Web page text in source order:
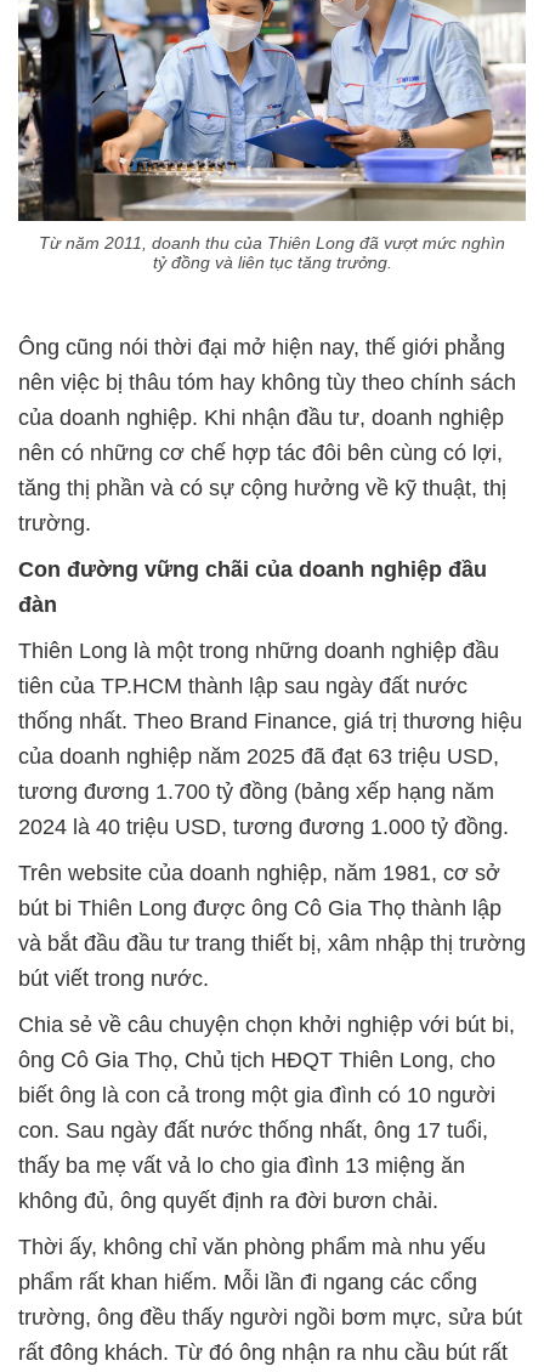
Từ năm 2011, doanh thu của Thiên Long đã vượt mức nghìn
tỷ đồng và liên tục tăng trưởng.
Ông cũng nói thời đại mở hiện nay, thế giới phẳng
nên việc bị thâu tóm hay không tùy theo chính sách
của doanh nghiệp. Khi nhận đầu tư, doanh nghiệp
nên có những cơ chế hợp tác đôi bên cùng có lợi,
tăng thị phần và có sự cộng hưởng về kỹ thuật, thị
trường.
Con đường vững chãi của doanh nghiệp đầu
đàn
Thiên Long là một trong những doanh nghiệp đầu
tiên của TP.HCM thành lập sau ngày đất nước
thống nhất. Theo Brand Finance, giá trị thương hiệu
của doanh nghiệp năm 2025 đã đạt 63 triệu USD,
tương đương 1.700 tỷ đồng (bảng xếp hạng năm
2024 là 40 triệu USD, tương đương 1.000 tỷ đồng.
Trên website của doanh nghiệp, năm 1981, cơ sở
bút bi Thiên Long được ông Cô Gia Thọ thành lập
và bắt đầu đầu tư trang thiết bị, xâm nhập thị trường
bút viết trong nước.
Chia sẻ về câu chuyện chọn khởi nghiệp với bút bi,
ông Cô Gia Thọ, Chủ tịch HĐQT Thiên Long, cho
biết ông là con cả trong một gia đình có 10 người
con. Sau ngày đất nước thống nhất, ông 17 tuổi,
thấy ba mẹ vất vả lo cho gia đình 13 miệng ăn
không đủ, ông quyết định ra đời bươn chải.
Thời ấy, không chỉ văn phòng phẩm mà nhu yếu
phẩm rất khan hiếm. Mỗi lần đi ngang các cổng
trường, ông đều thấy người ngồi bơm mực, sửa bút
rất đông khách. Từ đó ông nhận ra nhu cầu bút rất